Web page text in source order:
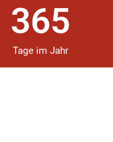
Tage im Jahr
365